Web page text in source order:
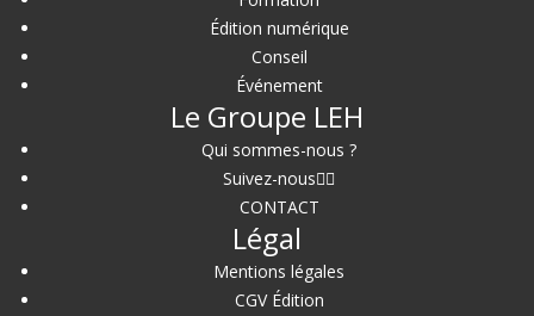
Édition numérique
Conseil
Événement
Le Groupe LEH
Qui sommes-nous ?
Suivez-nous
CONTACT
Légal
Mentions légales
CGV Édition